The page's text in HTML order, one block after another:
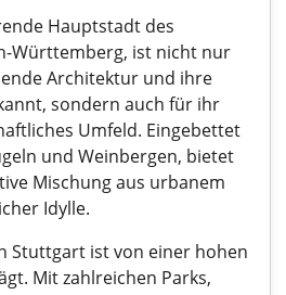
Hauptstadt des
Württemberg, ist nicht nur
Architektur und ihre
sondern auch für ihr
Umfeld. Eingebettet
und Weinbergen, bietet
Mischung aus urbanem
Idylle.
Stuttgart ist von einer hohen
Mit zahlreichen Parks,